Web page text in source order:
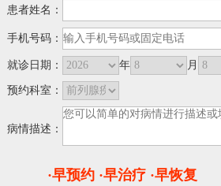
患者姓名：
手机号码：
就诊日期： 年 月
预约科室：
病情描述：
·早预约 ·早治疗 ·早恢复